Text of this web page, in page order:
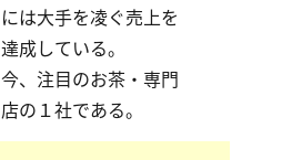
には大手を凌ぐ売上を
達成している。
今、注目のお茶・専門
店の１社である。